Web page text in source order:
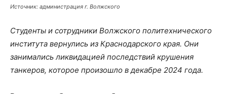
Источник: администрация г. Волжского
Студенты и сотрудники Волжского политехнического
института вернулись из Краснодарского края. Они
занимались ликвидацией последствий крушения
танкеров, которое произошло в декабре 2024 года.